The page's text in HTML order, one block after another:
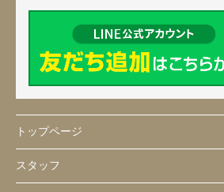
トップページ
スタッフ